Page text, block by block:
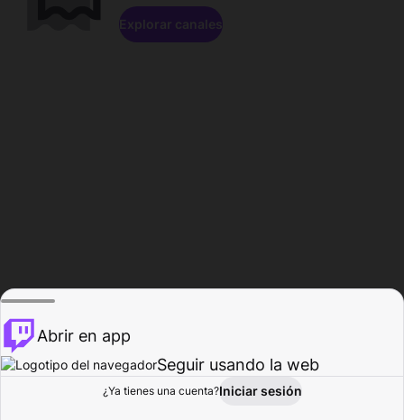
Explorar Actividad
Explorar canales
Abrir en app
Seguir usando la web
¿Ya tienes una cuenta?Iniciar sesión